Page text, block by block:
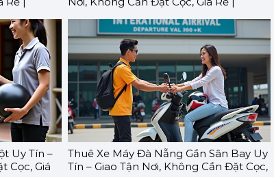
Uy Tín –
Cọc, Giá
Thuê Xe Máy Đà Nẵng Gần Sân Bay Uy
Tín – Giao Tận Nơi, Không Cần Đặt Cọc,